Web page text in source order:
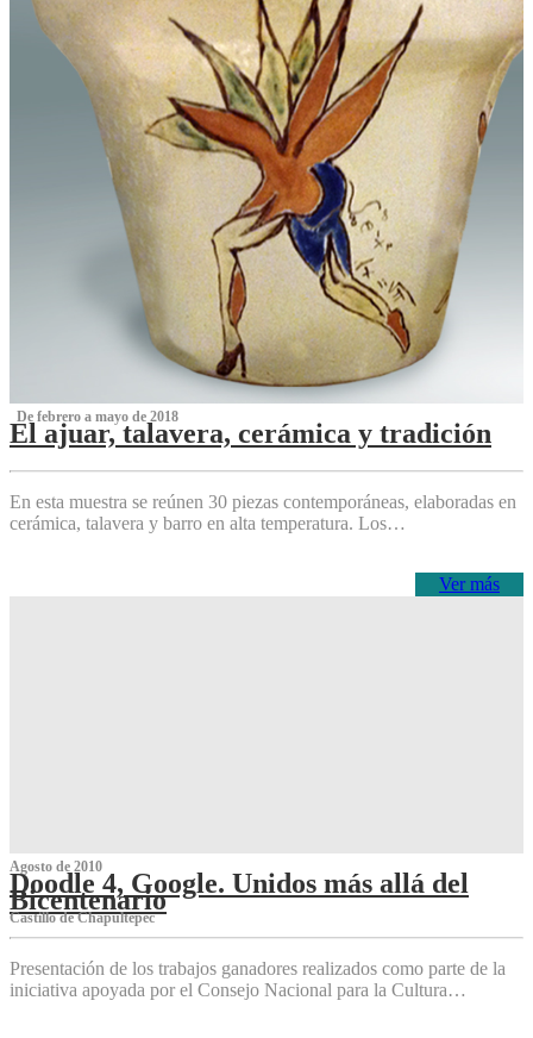
‌ De febrero a mayo de 2018
El ajuar, talavera, cerámica y tradición
‌
En esta muestra se reúnen 30 piezas contemporáneas, elaboradas en
cerámica, talavera y barro en alta temperatura. Los…
Ver más
Agosto de 2010
Doodle 4, Google. Unidos más allá del
Bicentenario
Castillo de Chapultepec
Presentación de los trabajos ganadores realizados como parte de la
iniciativa apoyada por el Consejo Nacional para la Cultura…